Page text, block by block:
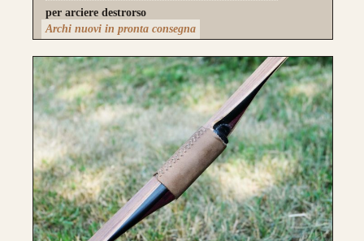
per arciere destrorso
Archi nuovi in pronta consegna